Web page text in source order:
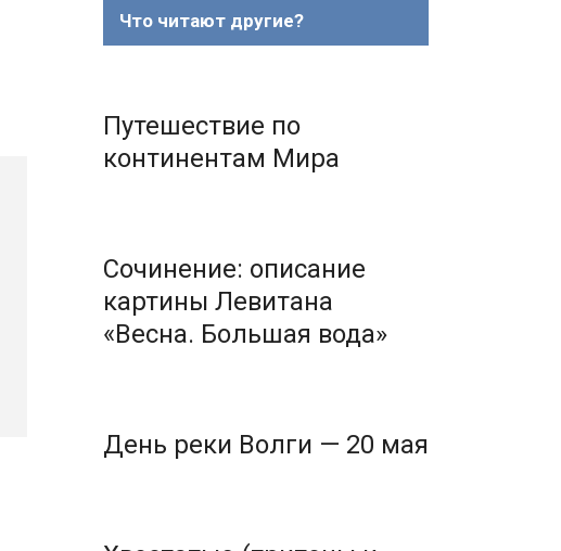
Что читают другие?
Путешествие по
континентам Мира
Сочинение: описание
картины Левитана
«Весна. Большая вода»
День реки Волги — 20 мая